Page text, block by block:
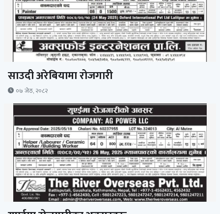
साउदी अरेबियामा रोजगारी
०७ जेठ, २०८२